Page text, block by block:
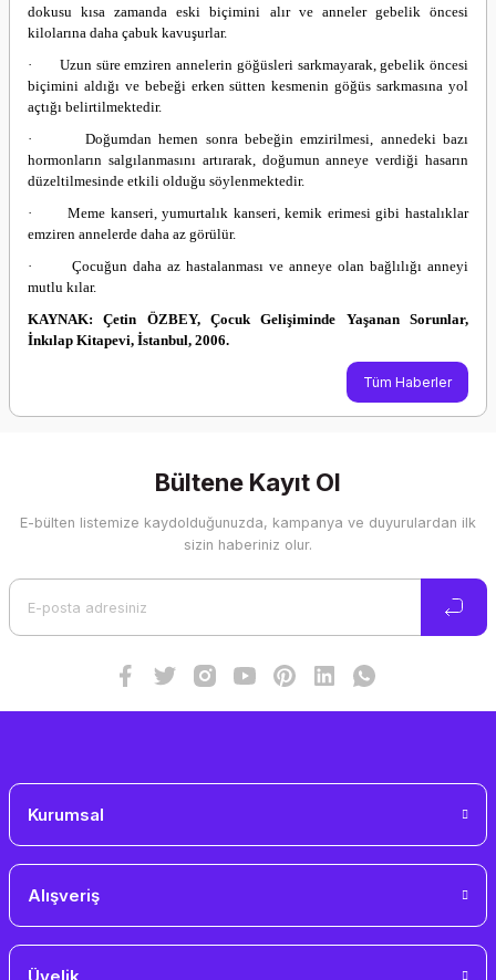
dokusu kısa zamanda eski biçimini alır ve anneler gebelik öncesi
kilolarına daha çabuk kavuşurlar.
·
Uzun süre emziren annelerin göğüsleri sarkmayarak, gebelik öncesi
biçimini aldığı ve bebeği erken sütten kesmenin göğüs sarkmasına yol
açtığı belirtilmektedir.
·
Doğumdan hemen sonra bebeğin emzirilmesi, annedeki bazı
hormonların salgılanmasını artırarak, doğumun anneye verdiği hasarın
düzeltilmesinde etkili olduğu söylenmektedir.
·
Meme kanseri, yumurtalık kanseri, kemik erimesi gibi hastalıklar
emziren annelerde daha az görülür.
·
Çocuğun daha az hastalanması ve anneye olan bağlılığı anneyi
mutlu kılar.
KAYNAK: Çetin ÖZBEY, Çocuk Gelişiminde Yaşanan Sorunlar,
İnkılap Kitapevi, İstanbul, 2006.
Tüm Haberler
Bültene Kayıt Ol
E-bülten listemize kaydolduğunuzda, kampanya ve duyurulardan ilk
sizin haberiniz olur.
Kurumsal
Alışveriş